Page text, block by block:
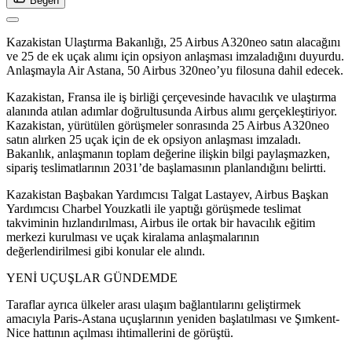
Kazakistan Ulaştırma Bakanlığı, 25 Airbus A320neo satın alacağını
ve 25 de ek uçak alımı için opsiyon anlaşması imzaladığını duyurdu.
Anlaşmayla Air Astana, 50 Airbus 320neo’yu filosuna dahil edecek.
Kazakistan, Fransa ile iş birliği çerçevesinde havacılık ve ulaştırma
alanında atılan adımlar doğrultusunda Airbus alımı gerçekleştiriyor.
Kazakistan, yürütülen görüşmeler sonrasında 25 Airbus A320neo
satın alırken 25 uçak için de ek opsiyon anlaşması imzaladı.
Bakanlık, anlaşmanın toplam değerine ilişkin bilgi paylaşmazken,
sipariş teslimatlarının 2031’de başlamasının planlandığını belirtti.
Kazakistan Başbakan Yardımcısı Talgat Lastayev, Airbus Başkan
Yardımcısı Charbel Youzkatli ile yaptığı görüşmede teslimat
takviminin hızlandırılması, Airbus ile ortak bir havacılık eğitim
merkezi kurulması ve uçak kiralama anlaşmalarının
değerlendirilmesi gibi konular ele alındı.
YENİ UÇUŞLAR GÜNDEMDE
Taraflar ayrıca ülkeler arası ulaşım bağlantılarını geliştirmek
amacıyla Paris-Astana uçuşlarının yeniden başlatılması ve Şımkent-
Nice hattının açılması ihtimallerini de görüştü.